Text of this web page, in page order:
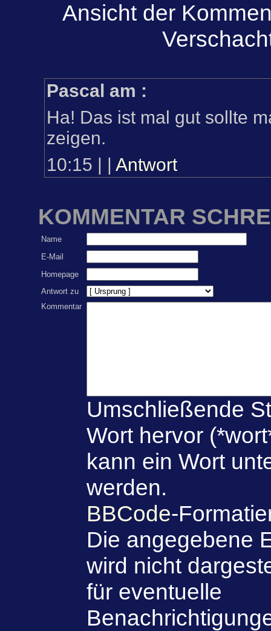
Ansicht der
Pascal am :
Ha! Das ist mal gut sollte
zeigen.
10:15 | | Antwort
KOMMENTAR
Name
E-Mail
Homepage
Antwort zu
Kommentar
Umschließende
Wort hervor
kann ein Wort
werden.
BBCode-
Die angegebene
wird nicht
für eventuelle